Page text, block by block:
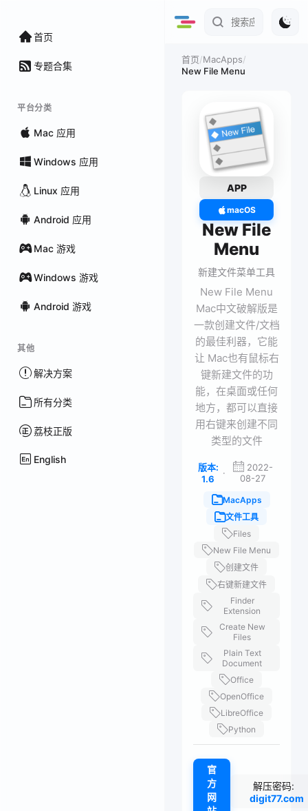
首页
专题合集
平台分类
Mac 应用
Windows 应用
Linux 应用
Android 应用
Mac 游戏
Windows 游戏
Android 游戏
其他
解决方案
所有分类
荔枝正版
English
首页/MacApps/
New File Menu
APP
macOS
New File
Menu
新建文件菜单工具
New File Menu
Mac中文破解版是
一款创建文件/文档
的最佳利器，它能
让 Mac也有鼠标右
键新建文件的功
能，在桌面或任何
地方，都可以直接
用右键来创建不同
类型的文件
版本:
1.6
·
2022-
08-27
MacApps
文件工具
Files
New File Menu
创建文件
右键新建文件
Finder
Extension
Create New
Files
Plain Text
Document
Office
OpenOffice
LibreOffice
Python
官
方
网
解压密码:
digit77.com